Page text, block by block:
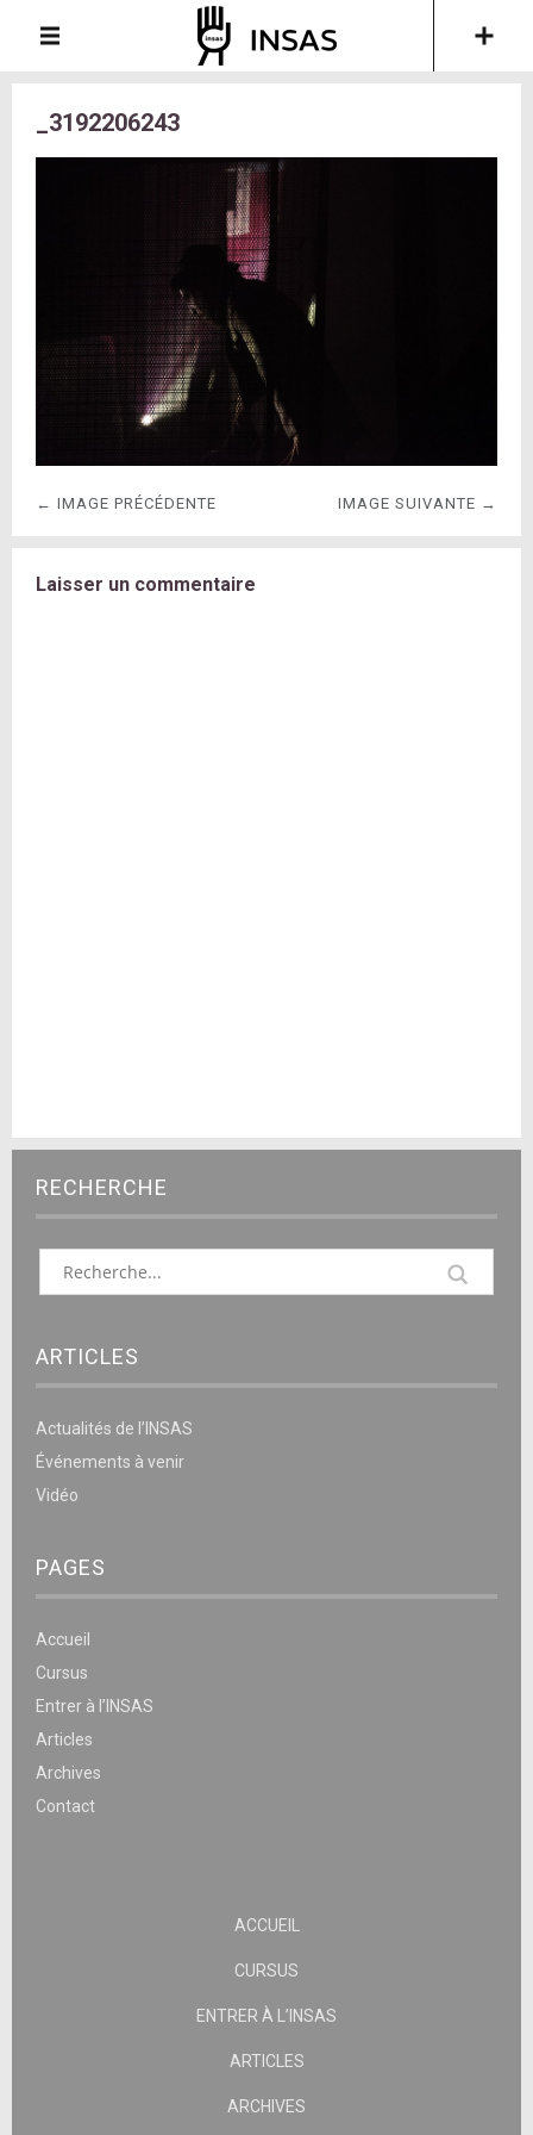
_3192206243
← IMAGE PRÉCÉDENTE IMAGE SUIVANTE →
Laisser un commentaire
RECHERCHE
ARTICLES
Actualités de l’INSAS
Événements à venir
Vidéo
PAGES
Accueil
Cursus
Entrer à l’INSAS
Articles
Archives
Contact
ACCUEIL
CURSUS
ENTRER À L’INSAS
ARTICLES
ARCHIVES